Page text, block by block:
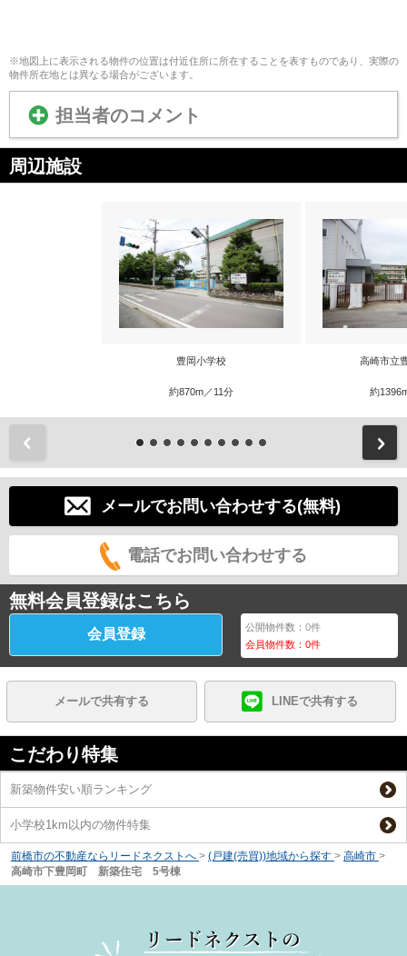
※地図上に表示される物件の位置は付近住所に所在することを表すものであり、実際の
物件所在地とは異なる場合がございます。
担当者のコメント
周辺施設
豊岡小学校
約870m／11分
高崎市立
約
メールでお問い合わせする(無料)
電話でお問い合わせする
無料会員登録はこちら
会員登録 公開物件数：0件
会員物件数：0件
メールで共有する LINEで共有する
こだわり特集
新築物件安い順ランキング
小学校1km以内の物件特集
前橋市の不動産ならリードネクストへ > (戸建(売買))地域から探す > 高崎市 >
高崎市下豊岡町 新築住宅 5号棟